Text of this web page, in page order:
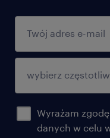
Wyrażam
danych w celu